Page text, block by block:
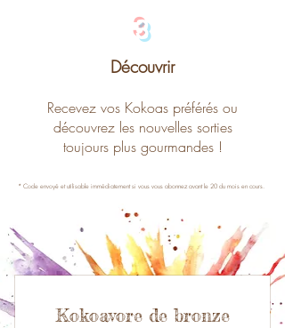
3
Découvrir
Recevez vos Kokoas préférés ou
découvrez les nouvelles sorties
toujours plus gourmandes !
Kokoavore de bronze
* Code envoyé et utilisable immédiatement si vous vous abonnez avant le 20 du mois en cours.